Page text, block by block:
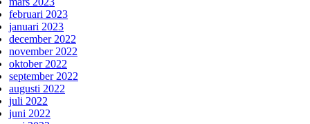
februari 2023
januari 2023
december 2022
november 2022
oktober 2022
september 2022
augusti 2022
juli 2022
juni 2022